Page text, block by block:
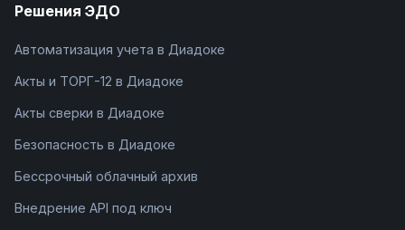
Решения ЭДО
Автоматизация учета в Диадоке
Акты и ТОРГ-12 в Диадоке
Акты сверки в Диадоке
Безопасность в Диадоке
Бессрочный облачный архив
Внедрение API под ключ